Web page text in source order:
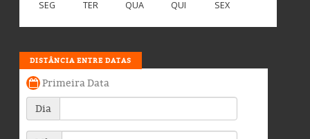
SEG TER QUA QUI SEX
DISTÂNCIA ENTRE DATAS